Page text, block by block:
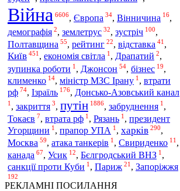
Війна 6606, Європа 34, Вінничина 16,
демографія 2, землетрус 32, зустріч 100,
Полтавщина 55, рейтинг 22, відставка 41 ,
Київ 451 , економія світла 1 , Драпатий 2,
зупинка роботи 1 , Джонсон 54, бізнес 19,
клименко 14, міністр МЗС Ірану 1 , втрати
рф 74, Ізраїль 176, Донсько-Азовський канал
1 , закриття 3, путін 1886, забруднення 1 ,
Токаєв 7, втрата рф 1 , Рязань 1 , президент
Угорщини 1 , прапор УПА 1 , харків 290,
Москва 59, атака танкерів 1 , Свириденко 11 ,
канада 67, Усик 12, Бєлгродський ВНЗ 1 ,
санкції проти Куби 1 , Париж 21 , Запоріжжя
192
РЕКЛАМНІ ПОСИЛАННЯ